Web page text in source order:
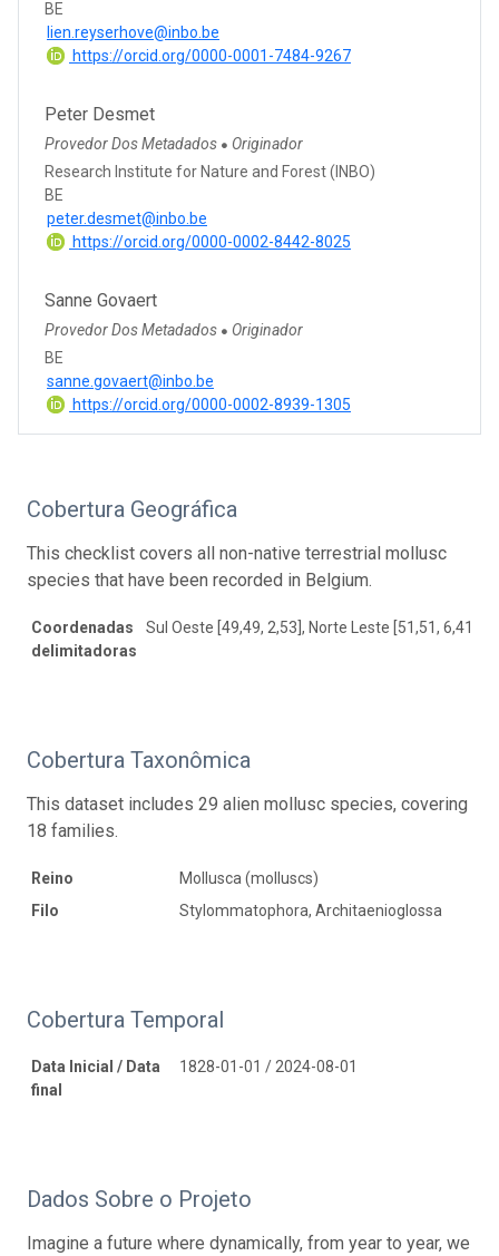
BE
lien.reyserhove@inbo.be
https://orcid.org/0000-0001-7484-9267
Peter Desmet
Provedor Dos Metadados ● Originador
Research Institute for Nature and Forest (INBO)
BE
peter.desmet@inbo.be
https://orcid.org/0000-0002-8442-8025
Sanne Govaert
Provedor Dos Metadados ● Originador
BE
sanne.govaert@inbo.be
https://orcid.org/0000-0002-8939-1305
Cobertura Geográfica
This checklist covers all non-native terrestrial mollusc
species that have been recorded in Belgium.
Coordenadas
delimitadoras
Sul Oeste [49,49, 2,53], Norte Leste [51,51, 6,41]
Cobertura Taxonômica
This dataset includes 29 alien mollusc species, covering
18 families.
Reino
Mollusca (molluscs)
Filo
Stylommatophora, Architaenioglossa
Cobertura Temporal
Data Inicial / Data
final
1828-01-01 / 2024-08-01
Dados Sobre o Projeto
Imagine a future where dynamically, from year to year, we